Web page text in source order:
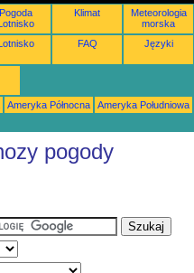
Pogoda
Klimat
Meteorologia
morska
FAQ Języki
Ameryka Północna Ameryka Południowa
pogody